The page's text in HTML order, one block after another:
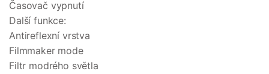
Časovač vypnutí
Další funkce:
Antireflexní vrstva
Filmmaker mode
Filtr modrého světla